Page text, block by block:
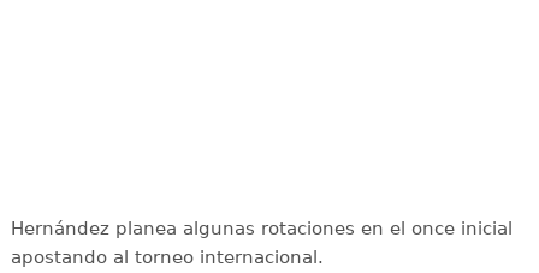
Hernández planea algunas rotaciones en el once inicial
apostando al torneo internacional.